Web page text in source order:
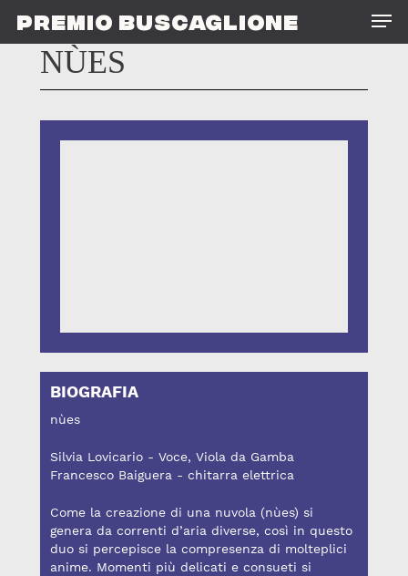
main
PREMIO BUSCAGLIONE
NÙES
BIOGRAFIA
nùes
Silvia Lovicario - Voce, Viola da Gamba
Francesco Baiguera - chitarra elettrica
Come la creazione di una nuvola (nùes) si
genera da correnti d’aria diverse, così in questo
duo si percepisce la compresenza di molteplici
anime. Momenti più delicati e consueti si